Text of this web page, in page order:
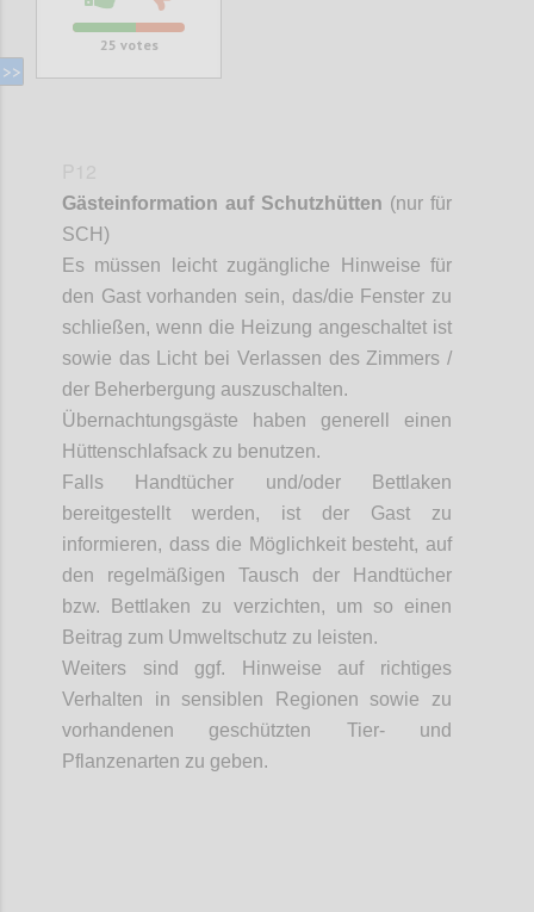
25 votes
Gästeinformation auf Schutzhütten (nur für
SCH)
Es müssen leicht zugängliche Hinweise für
den Gast vorhanden sein, das/die Fenster zu
schließen, wenn die Heizung angeschaltet ist
sowie das Licht bei Verlassen des Zimmers /
der Beherbergung auszuschalten.
Übernachtungsgäste haben generell einen
Hüttenschlafsack zu benutzen.
Falls Handtücher und/oder Bettlaken
bereitgestellt werden, ist der Gast zu
informieren, dass die Möglichkeit besteht, auf
den regelmäßigen Tausch der Handtücher
bzw. Bettlaken zu verzichten, um so einen
Beitrag zum Umweltschutz zu leisten.
Weiters sind ggf. Hinweise auf richtiges
Verhalten in sensiblen Regionen sowie zu
vorhandenen geschützten Tier- und
Pflanzenarten zu geben.